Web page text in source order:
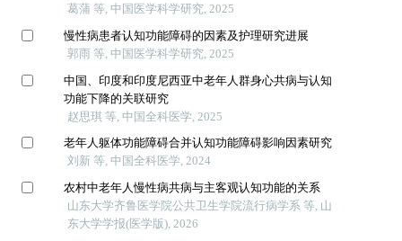
葛蒲 等, 中国医学科学研究, 2025
慢性病患者认知功能障碍的因素及护理研究进展
郭雨 等, 中国医学科学研究, 2025
中国、印度和印度尼西亚中老年人群身心共病与认知
功能下降的关联研究
赵思琪 等, 中国全科医学, 2025
老年人躯体功能障碍合并认知功能障碍影响因素研究
刘新 等, 中国全科医学, 2024
农村中老年人慢性病共病与主客观认知功能的关系
山东大学齐鲁医学院公共卫生学院流行病学系 等, 山
东大学学报(医学版), 2026